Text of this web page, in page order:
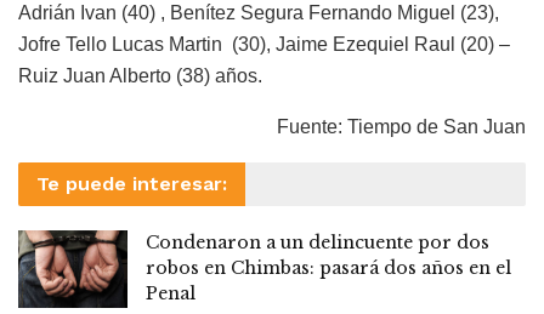
Adrián Ivan (40) , Benítez Segura Fernando Miguel (23),
Jofre Tello Lucas Martin (30), Jaime Ezequiel Raul (20) –
Ruiz Juan Alberto (38) años.
Fuente: Tiempo de San Juan
Te puede interesar:
Condenaron a un delincuente por dos
robos en Chimbas: pasará dos años en el
Penal